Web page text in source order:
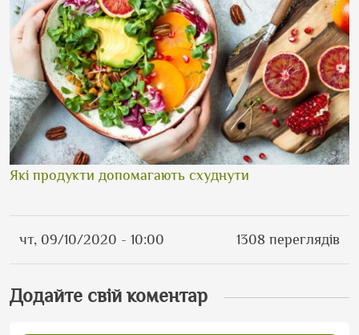
Які продукти допомагають схуднути
чт, 09/10/2020 - 10:00 1308 переглядів
Додайте свій коментар